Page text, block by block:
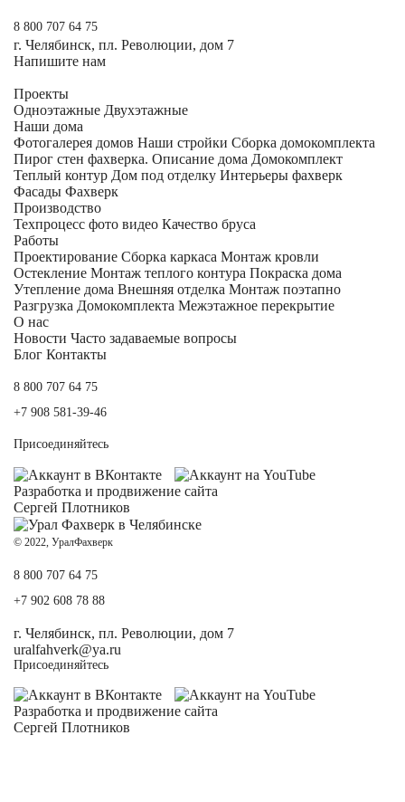
8 800 707 64 75
г. Челябинск, пл. Революции, дом 7
Напишите нам
Проекты
Одноэтажные Двухэтажные
Наши дома
Фотогалерея домов Наши стройки Сборка домокомплекта
Пирог стен фахверка. Описание дома Домокомплект
Теплый контур Дом под отделку Интерьеры фахверк
Фасады Фахверк
Производство
Техпроцесс фото видео Качество бруса
Работы
Проектирование Сборка каркаса Монтаж кровли
Остекление Монтаж теплого контура Покраска дома
Утепление дома Внешняя отделка Монтаж поэтапно
Разгрузка Домокомплекта Межэтажное перекрытие
О нас
Новости Часто задаваемые вопросы
Блог Контакты
8 800 707 64 75
+7 908 581-39-46
Присоединяйтесь
Разработка и продвижение сайта
Сергей Плотников
© 2022, УралФахверк
8 800 707 64 75
+7 902 608 78 88
г. Челябинск, пл. Революции, дом 7
uralfahverk@ya.ru
Присоединяйтесь
Разработка и продвижение сайта
Сергей Плотников